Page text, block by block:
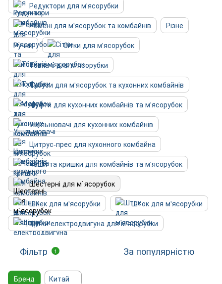
Редуктори для м'ясорубки
Ремені для м'ясорубок та комбайнів
Різне
Ручки
Сітки для м'ясорубок
Товкачі для м'ясорубки
Тубуси для м'ясорубок та кухонних комбайнів
Муфти для кухонних комбайнів та м'ясорубок
Ущільнювачі для кухонних комбайнів
Цитрус-прес для кухонного комбайна
Чаши та кришки для комбайнів та м'ясорубок
Шестерні для м`ясорубок
Шнек для м'ясорубки
Шток для м'ясорубки
Щітки електродвигуна для м'ясорубки
Фільтр 1 За популярністю
Бренд Китай